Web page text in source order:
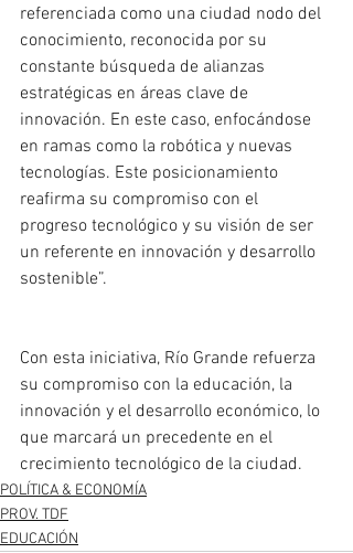
referenciada como una ciudad nodo del
conocimiento, reconocida por su
constante búsqueda de alianzas
estratégicas en áreas clave de
innovación. En este caso, enfocándose
en ramas como la robótica y nuevas
tecnologías. Este posicionamiento
reafirma su compromiso con el
progreso tecnológico y su visión de ser
un referente en innovación y desarrollo
sostenible”.
Con esta iniciativa, Río Grande refuerza
su compromiso con la educación, la
innovación y el desarrollo económico, lo
que marcará un precedente en el
crecimiento tecnológico de la ciudad.
POLÍTICA & ECONOMÍA
PROV. TDF
EDUCACIÓN